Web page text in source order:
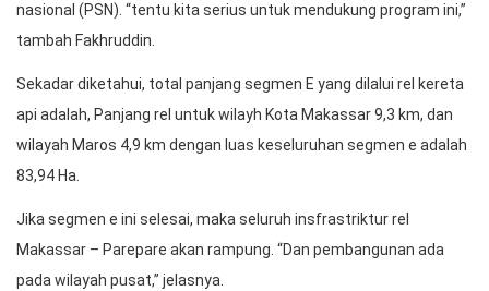
nasional (PSN). “tentu kita serius untuk mendukung program ini,”
tambah Fakhruddin.
Sekadar diketahui, total panjang segmen E yang dilalui rel kereta
api adalah, Panjang rel untuk wilayh Kota Makassar 9,3 km, dan
wilayah Maros 4,9 km dengan luas keseluruhan segmen e adalah
83,94 Ha.
Jika segmen e ini selesai, maka seluruh insfrastriktur rel
Makassar – Parepare akan rampung. “Dan pembangunan ada
pada wilayah pusat,” jelasnya.